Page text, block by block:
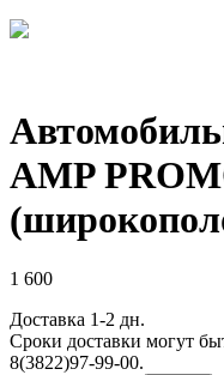
AMP
1 600
Доставка 1-2 дн.
Сроки доставки могут
8(3822)97-99-00.